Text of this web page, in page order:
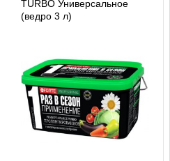
TURBO Универсальное
(ведро 3 л)